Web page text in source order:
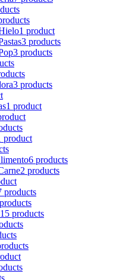
1 product
3 products
3 products
3 products
1 product
product
6 products
2 products
products
15 products